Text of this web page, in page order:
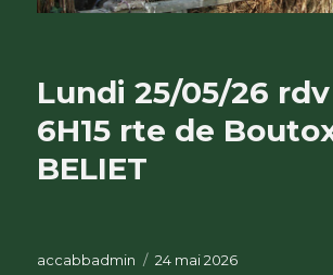
Lundi 25/05/26
6H15 rte de
BELIET
Auteur
accabbadmin
Publié
24 mai 2026